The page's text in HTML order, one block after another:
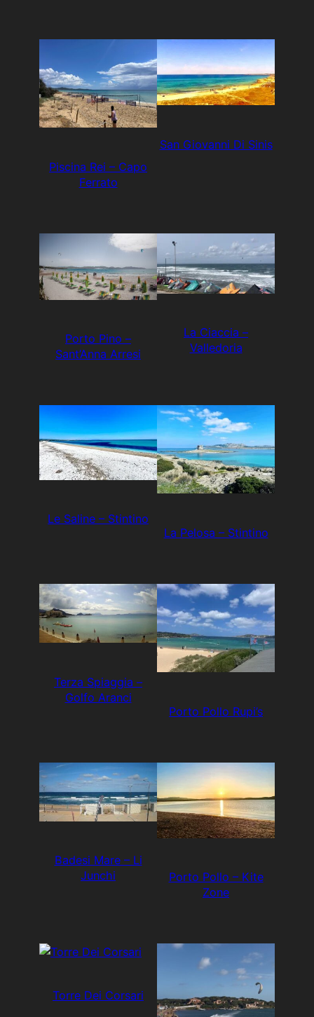
Piscina Rei – Capo
Ferrato
San Giovanni Di Sinis
Porto Pino –
Sant’Anna Arresi
La Ciaccia –
Valledoria
Le Saline – Stintino
La Pelosa – Stintino
Terza Spiaggia –
Golfo Aranci
Porto Pollo Rupi’s
Badesi Mare – Li
Junchi
Porto Pollo – Kite
Zone
Torre Dei Corsari